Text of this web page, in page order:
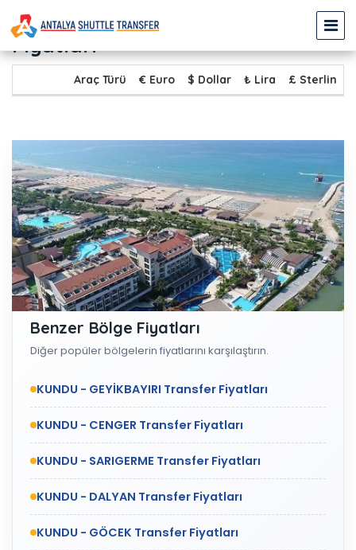
KUNDU - EVRENSEKİ Transfer
Fiyatları
Araç Türü € Euro $ Dollar ₺ Lira £ Sterlin
Benzer Bölge Fiyatları
Diğer popüler bölgelerin fiyatlarını karşılaştırın.
KUNDU - GEYİKBAYIRI Transfer Fiyatları
KUNDU - CENGER Transfer Fiyatları
KUNDU - SARIGERME Transfer Fiyatları
KUNDU - DALYAN Transfer Fiyatları
KUNDU - GÖCEK Transfer Fiyatları